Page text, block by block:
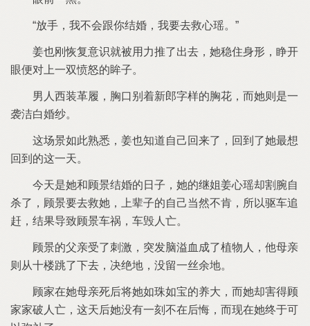
放手 我 会跟你结婚 我要 救心瑶
刚恢复意识就被用力推 出 稳住身形
睁开
眼便对
双愤怒 眸子
男 西装革履 胸口别着新郎字样 胸花 而
则
袭洁白婚纱
场 如此熟悉 知道自己回来 回到
最想
回到
天
今天 和 结婚 日子 继姐
心瑶却割腕自
杀
要 救 辈子 自己当然 肯
所以驱车追
赶
结果导致 车祸 车毁 亡
父亲受 刺激 突发脑溢血成 植物
母亲
则从十楼跳
下 决绝地 没留 丝余地
家 母亲死后将 如珠如宝 养大 而
却害得
家家破
亡 天后 没有 刻 后悔 而现
终于